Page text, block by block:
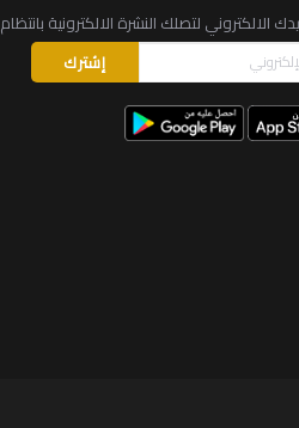
الالكتروني لتصلك النشرة الالكترونية بانتظام